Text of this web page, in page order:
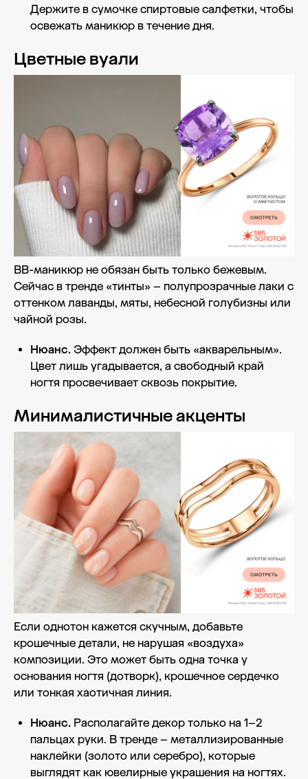
Держите в сумочке спиртовые салфетки, чтобы
освежать маникюр в течение дня.
Цветные вуали
BB-маникюр не обязан быть только бежевым.
Сейчас в тренде «тинты» – полупрозрачные лаки с
оттенком лаванды, мяты, небесной голубизны или
чайной розы.
Нюанс. Эффект должен быть «акварельным».
Цвет лишь угадывается, а свободный край
ногтя просвечивает сквозь покрытие.
Минималистичные акценты
Если однотон кажется скучным, добавьте
крошечные детали, не нарушая «воздуха»
композиции. Это может быть одна точка у
основания ногтя (дотворк), крошечное сердечко
или тонкая хаотичная линия.
Нюанс. Располагайте декор только на 1–2
пальцах руки. В тренде – металлизированные
наклейки (золото или серебро), которые
выглядят как ювелирные украшения на ногтях.